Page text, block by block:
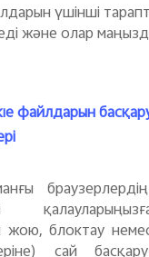
үшінші
және олар
файлдарын
блоктау